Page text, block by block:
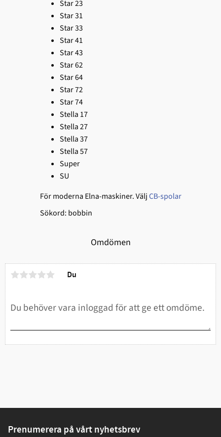
Star 23
Star 31
Star 33
Star 41
Star 43
Star 62
Star 64
Star 72
Star 74
Stella 17
Stella 27
Stella 37
Stella 57
Super
SU
För moderna Elna-maskiner. VäljCB-spolar
Sökord: bobbin
Omdömen
Du
Prenumerera på vårt nyhetsbrev